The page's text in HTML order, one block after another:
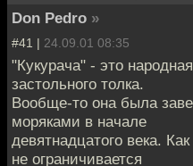
Don Pedro »
#41 | 24.09.01 08:35
"Кукурача" - это
застольного толка.
Вообще-то она была
моряками в начале
девятнадцатого века.
не ограничивается